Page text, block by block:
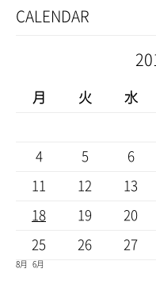
CALENDAR
月 火 水
4 5 6
11 12 13
18 19 20
25 26 27
8月 6月